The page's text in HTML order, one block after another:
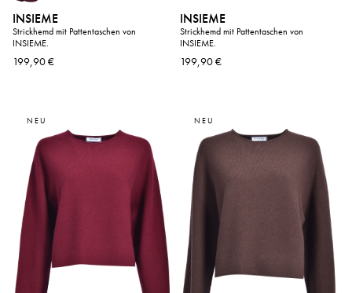
INSIEME
Strickhemd mit Pattentaschen von
INSIEME.
199,90 €
INSIEME
Strickhemd mit Pattentaschen von
INSIEME.
199,90 €
NEU NEU